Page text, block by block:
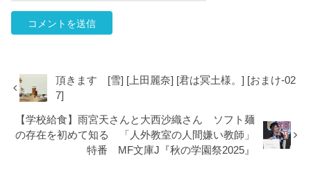
頂きます [雪] [上田麗奈] [君は冥土様。] [おまけ-02
7]
【学校給食】雨宮天さんと大西沙織さん ソフト麺
の存在を初めて知る 「人外教室の人間嫌い教師」
特番 MF文庫J『秋の学園祭2025』